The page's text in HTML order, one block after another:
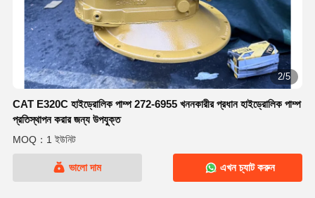
2/5
CAT E320C হাইড্রোলিক পাম্প 272-6955 খননকারীর প্রধান হাইড্রোলিক পাম্প
প্রতিস্থাপন করার জন্য উপযুক্ত
MOQ：1 ইউনিট
ভালো দাম এখন চ্যাট করুন